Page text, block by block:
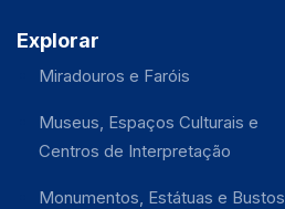
Explorar
Miradouros e Faróis
Museus, Espaços Culturais e
Centros de Interpretação
Monumentos, Estátuas e Bustos